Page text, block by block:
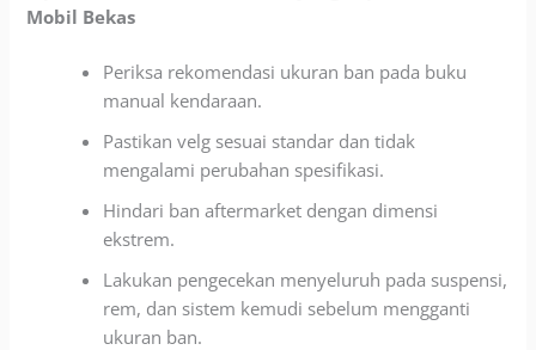
Mobil Bekas
Periksa rekomendasi ukuran ban pada buku
manual kendaraan.
Pastikan velg sesuai standar dan tidak
mengalami perubahan spesifikasi.
Hindari ban aftermarket dengan dimensi
ekstrem.
Lakukan pengecekan menyeluruh pada suspensi,
rem, dan sistem kemudi sebelum mengganti
ukuran ban.